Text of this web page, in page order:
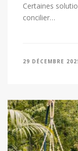
Certaines
concilier…
29 DÉCEMBRE